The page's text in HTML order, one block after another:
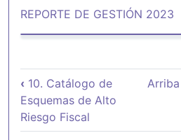
REPORTE DE GESTIÓN 2023
Enlaces
‹ 10. Catálogo de
Esquemas de Alto
Riesgo Fiscal
Arriba